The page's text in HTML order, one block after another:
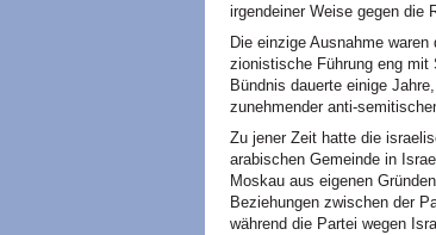
irgendeiner Weise gegen die
Die einzige Ausnahme
zionistische Führung eng
Bündnis dauerte einige
zunehmender anti-
Zu jener Zeit hatte die
arabischen Gemeinde in
Moskau aus eigenen
Beziehungen zwischen der
während die Partei wegen